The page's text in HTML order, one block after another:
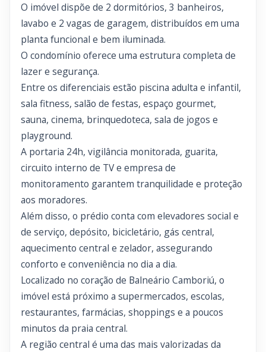
O imóvel dispõe de 2 dormitórios, 3 banheiros,
lavabo e 2 vagas de garagem, distribuídos em uma
planta funcional e bem iluminada.
O condomínio oferece uma estrutura completa de
lazer e segurança.
Entre os diferenciais estão piscina adulta e infantil,
sala fitness, salão de festas, espaço gourmet,
sauna, cinema, brinquedoteca, sala de jogos e
playground.
A portaria 24h, vigilância monitorada, guarita,
circuito interno de TV e empresa de
monitoramento garantem tranquilidade e proteção
aos moradores.
Além disso, o prédio conta com elevadores social e
de serviço, depósito, bicicletário, gás central,
aquecimento central e zelador, assegurando
conforto e conveniência no dia a dia.
Localizado no coração de Balneário Camboriú, o
imóvel está próximo a supermercados, escolas,
restaurantes, farmácias, shoppings e a poucos
minutos da praia central.
A região central é uma das mais valorizadas da